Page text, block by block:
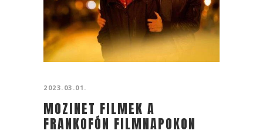
2023.03.01.
MOZINET FILMEK A
FRANKOFÓN FILMNAPOKON